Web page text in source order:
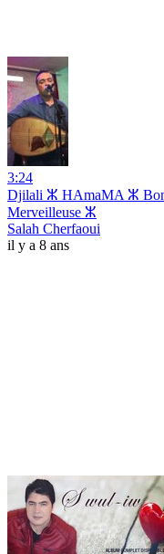
3:24
Djilali ⵣ HAmaMA ⵣ
Merveilleuse ⵣ
Salah Cherfaoui
il y a 8 ans